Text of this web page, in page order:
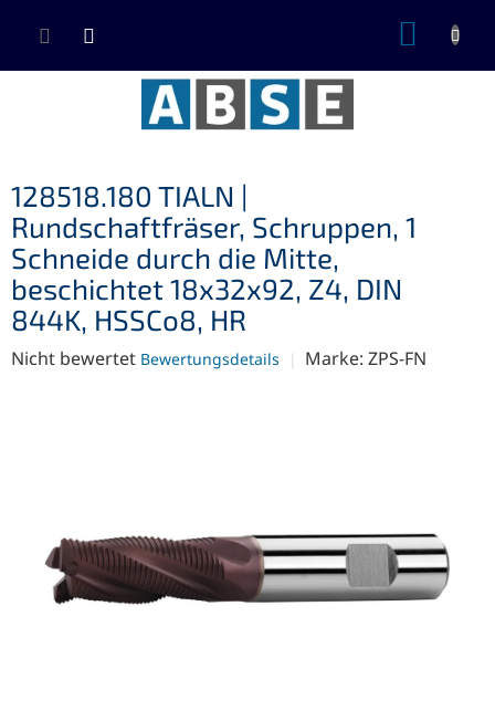
Inhalt
128518.180 TIALN |
Rundschaftfräser, Schruppen, 1
Schneide durch die Mitte,
beschichtet 18x32x92, Z4, DIN
844K, HSSCo8, HR
Die
Nicht bewertet Bewertungsdetails Marke: ZPS-FN